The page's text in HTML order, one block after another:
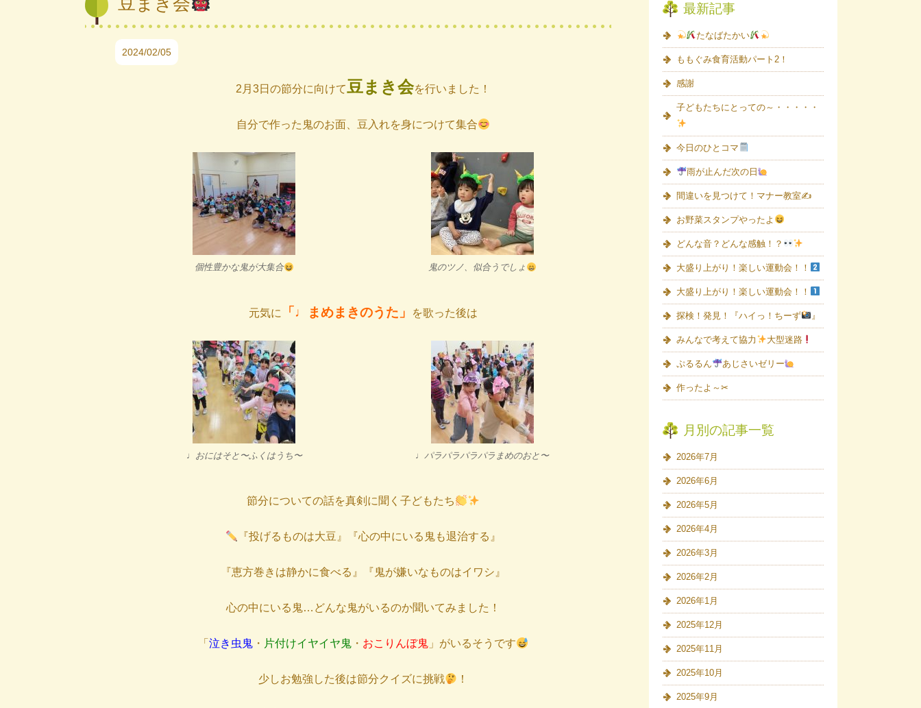
2024/02/05
2月3日の節分に向けて豆まき会を行いました！
自分で作った鬼のお面、豆入れを身につけて集合
個性豊かな鬼が大集合 鬼のツノ、似合うでしょ
元気に 「♩まめまきのうた」 を歌った後は
♩おにはそと〜ふくはうち〜 ♩パラパラパラパラまめのおと〜
節分についての話を真剣に聞く子どもたち
『投げるものは大豆』『心の中にいる鬼も退治する』
『恵方巻きは静かに食べる』『鬼が嫌いなものはイワシ』
心の中にいる鬼…どんな鬼がいるのか聞いてみました！
「 泣き虫鬼・ 片付けイヤイヤ鬼・ おこりんぼ鬼」がいるそうです
少しお勉強した後は節分クイズに挑戦 ！
最新記事
たなばたかい
ももぐみ食育活動パート2！
感謝
子どもたちにとっての～・・・・・
今日のひとコマ
雨が止んだ次の日
間違いを見つけて！マナー教室✍
お野菜スタンプやったよ
どんな音？どんな感触！？
大盛り上がり！楽しい運動会！！
大盛り上がり！楽しい運動会！！
探検！発見！『ハイっ！ちーず 』
みんなで考えて協力 大型迷路
ぷるるん あじさいゼリー
作ったよ～✂
月別の記事一覧
2026年7月
2026年6月
2026年5月
2026年4月
2026年3月
2026年2月
2026年1月
2025年12月
2025年11月
2025年10月
2025年9月